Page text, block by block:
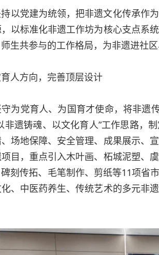
以党建为统领，把非遗文化传承作
以标准化非遗工作坊为核心支点系
生共参与的工作格局，为非遗进社
育人方向，完善顶层设计
为党育人、为国育才使命，将非遗
非遗铸魂、以文化育人”工作思路，
场地保障、安全管理、成果展示、
目，重点引入木叶画、柘城泥塑、
刻传拓、毛笔制作、剪纸等11项省
、中医药养生、传统艺术的多元非